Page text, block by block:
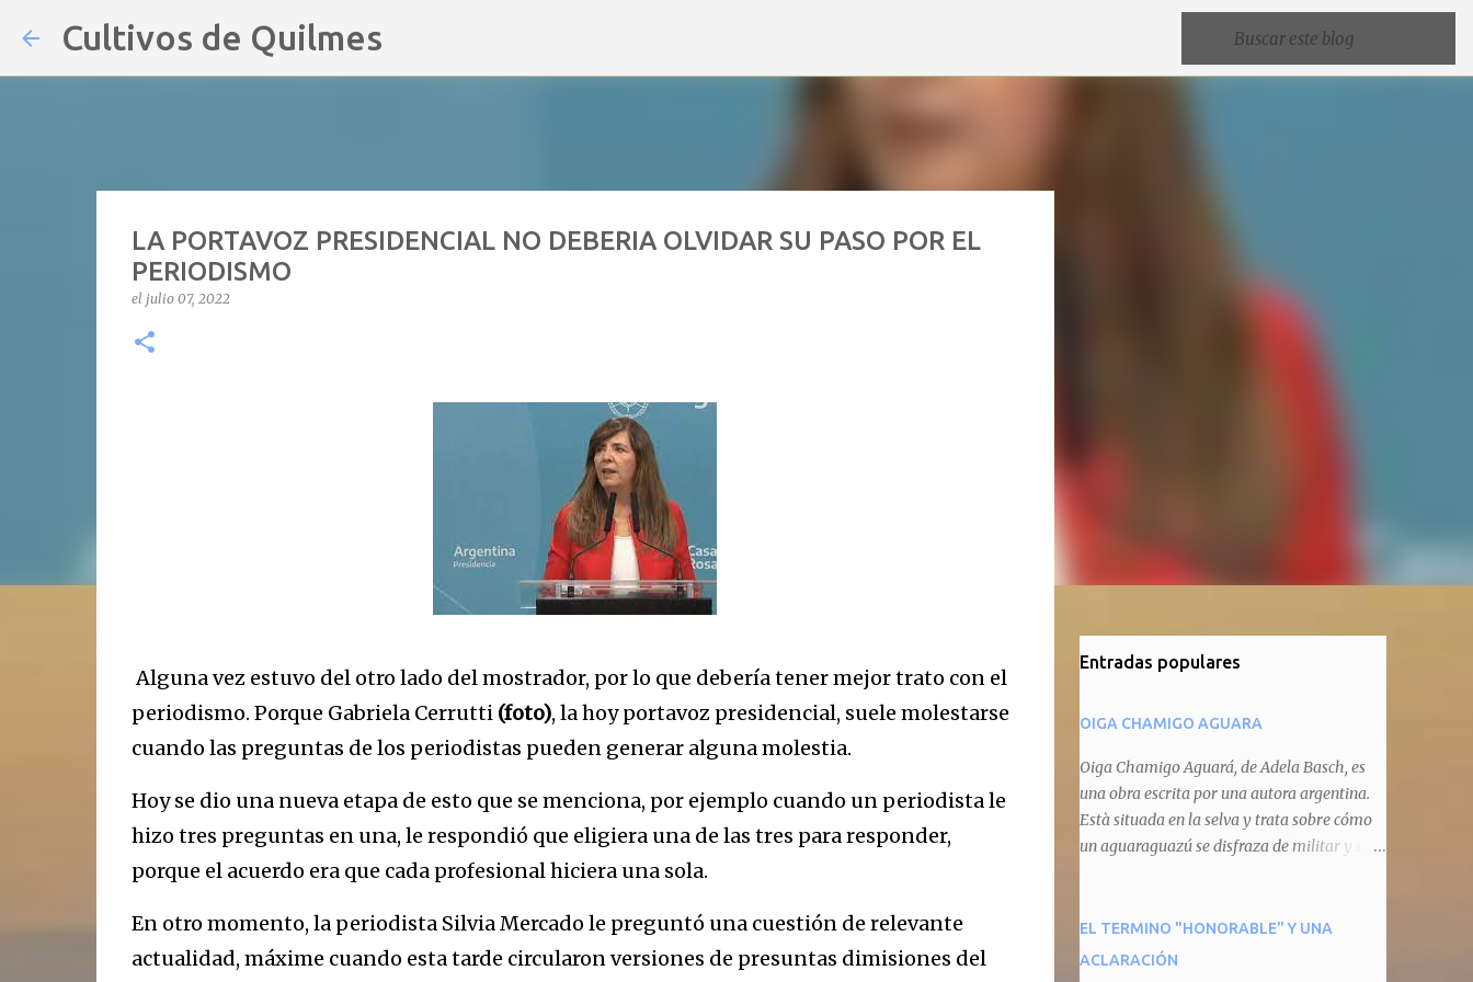
Cultivos de Quilmes
LA PORTAVOZ PRESIDENCIAL NO DEBERIA OLVIDAR SU PASO POR EL
PERIODISMO
el julio 07, 2022
Alguna vez estuvo del otro lado del mostrador, por lo que debería tener mejor trato con el
periodismo. Porque Gabriela Cerrutti (foto), la hoy portavoz presidencial, suele molestarse
cuando las preguntas de los periodistas pueden generar alguna molestia.
Hoy se dio una nueva etapa de esto que se menciona, por ejemplo cuando un periodista le
hizo tres preguntas en una, le respondió que eligiera una de las tres para responder,
porque el acuerdo era que cada profesional hiciera una sola.
En otro momento, la periodista Silvia Mercado le preguntó una cuestión de relevante
actualidad, máxime cuando esta tarde circularon versiones de presuntas dimisiones del
Entradas populares
OIGA CHAMIGO AGUARA
Oiga Chamigo Aguará, de Adela Basch, es
una obra escrita por una autora argentina.
Està situada en la selva y trata sobre cómo
un aguaraguazú se disfraza de militar y se
animal que pretenda circular por ahí. En
primera instancia aparece Teteu, el tero,
EL TERMINO "HONORABLE" Y UNA
ACLARACIÓN